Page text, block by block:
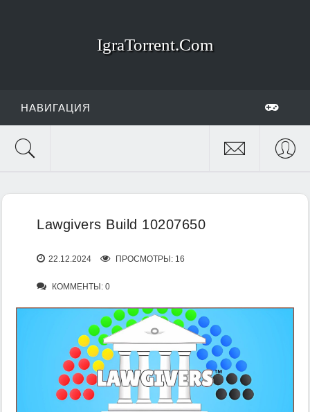
IgraTorrent.Com
НАВИГАЦИЯ
Lawgivers Build 10207650
22.12.2024 ПРОСМОТРЫ: 16
КОММЕНТЫ: 0